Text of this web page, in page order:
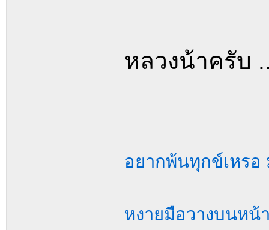
หลวงน้าครับ
อยากพ้นทุกข์เหรอ
หงายมือวางบนหน้